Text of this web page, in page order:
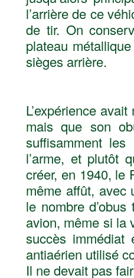
l’arrière de ce
de tir. On
plateau
sièges arrière.
L’expérience
mais que son
suffisamment
l’arme, et plutôt
créer, en 1940, le
même affût, avec
le nombre
avion, même si la
succès immédiat
antiaérien utilisé
Il ne devait pas